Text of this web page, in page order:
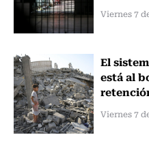
Viernes 7
El
está al
Viernes 7